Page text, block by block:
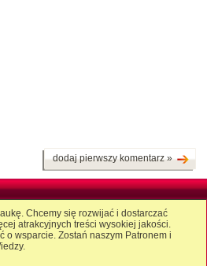
dodaj pierwszy komentarz »
Chcemy się rozwijać i dostarczać
atrakcyjnych treści wysokiej jakości.
o wsparcie. Zostań naszym Patronem i